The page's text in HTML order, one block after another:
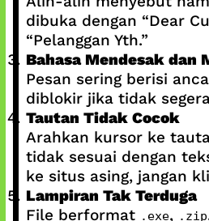
dibuka dengan “Dear
“Pelanggan Yth.”
Bahasa Mendesak dan
Pesan sering berisi
diblokir jika tidak
Tautan Tidak Cocok
Arahkan kursor ke
tidak sesuai dengan
ke situs asing, jangan
Lampiran Tak Terduga
File berformat .exe, .zip